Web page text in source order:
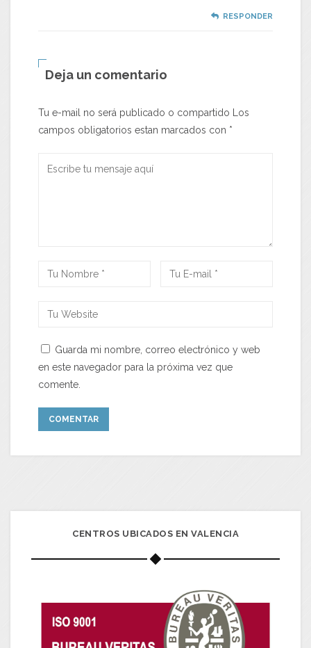
RESPONDER
Deja un comentario
Tu e-mail no será publicado o compartido Los
campos obligatorios estan marcados con *
Guarda mi nombre, correo electrónico y web
en este navegador para la próxima vez que
comente.
CENTROS UBICADOS EN VALENCIA